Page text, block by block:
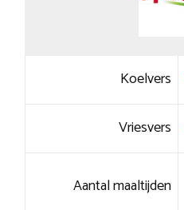
Koelvers
Vriesvers
Aantal maaltijden